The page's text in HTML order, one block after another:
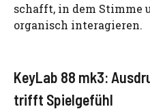
schafft, in dem Stimme
organisch interagieren.
KeyLab 88 mk3:
trifft Spielgefühl